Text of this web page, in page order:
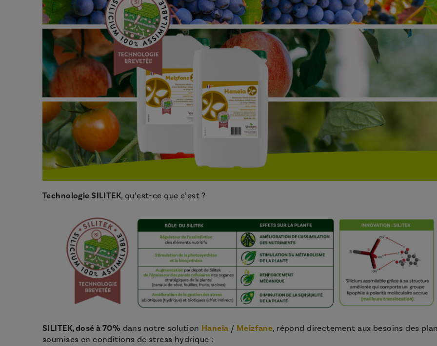
Technologie SILITEK, qu’est-ce que c’est ?
SILITEK, dosé à 70% dans notre solution Haneia / Meizfane, répond directement aux besoins des
soumises en conditions de stress hydrique :